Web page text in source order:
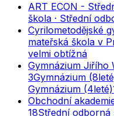
ART ECON -
škola · Střední
Cyrilometodějské
mateřská škola v
velmi obtížná
Gymnázium Jiřího
3Gymnázium
Gymnázium (4leté)
Obchodní
18Střední odborná